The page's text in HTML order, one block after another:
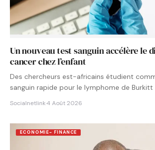
Un nouveau test sanguin accélère le
cancer chez l’enfant
Des chercheurs est-africains étudient
sanguin rapide pour le lymphome de
Socialnetlink·4 Août 2026
ECONOMIE- FINANCE